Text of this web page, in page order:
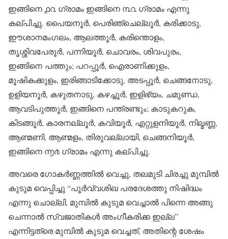
ഇങ്ങിനെ ൧൨ ഗ്രാമം ഇങ്ങിനെ ൩൨ ഗ്രാമം എന്നു
കല്പിച്ചു. പൈയനൂർ, പെരിഞ്ചെല്ലൂർ, കരിക്കാടു,
ഈശാനമംഗലം, ആലത്തൂർ, കരിന്തൊളം,
തൃശ്ശിവപേരൂർ, പന്നിയൂർ, ചൊവരം, ശിവപുരം,
ഇങ്ങിനെ പത്തും; പറപ്പൂർ, ഐരാണിക്കുളം,
മൂഷികക്കുളം, ഇരിങ്ങാടിക്കോടു, അടപ്പൂർ, ചെങ്ങനോടു,
ഉളിയനൂർ, കഴുതനാടു, കഴച്ചൂർ, ഇളിഭ്യം, ചമുണ്ഡ,
ആവടിപുത്തൂർ, ഇങ്ങിനെ പന്ത്രണ്ടും; കാടുകറുക,
കിടങ്ങൂർ, കാരനല്ലൂർ, കവിയൂർ, എറ്റുളനിയൂർ, നില്മണ്ണ,
ആണ്മണി, ആണ്മളം, തിരുവല്ലായി, ചെങ്ങനിയൂർ,
ഇങ്ങിനെ ൬൪ ഗ്രാമം എന്നു കല്പിച്ചു.
അവരെ ഗോകർണ്ണത്തിൽ വെച്ചു, തലമുടി ചിരച്ചു മുമ്പിൽ
കുടുമ വെപ്പിച്ചു “പൂർവ്വശിഖ പരദേശത്തു നിഷിദ്ധം
എന്നു ചൊല്ലി, മുമ്പിൽ കുടുമ വെച്ചാൽ പിന്നെ അങ്ങു
ചെന്നാൽ സ്വജാതികൾ അംഗീകരിക്ക ഇല്ല”
എന്നിട്ടത്രെ മുമ്പിൽ കുടുമ വെച്ചത്, അതിന്റെ ശേഷം